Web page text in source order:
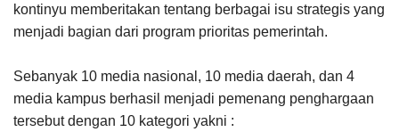
kontinyu memberitakan tentang berbagai isu strategis yang
menjadi bagian dari program prioritas pemerintah.
Sebanyak 10 media nasional, 10 media daerah, dan 4
media kampus berhasil menjadi pemenang penghargaan
tersebut dengan 10 kategori yakni :